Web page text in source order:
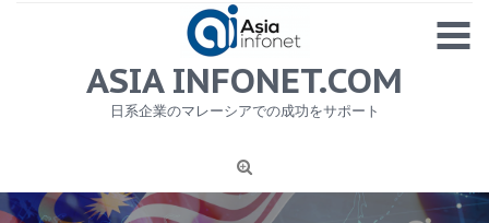
MENU
1
ニュース
ASIA INFONET.COM
日系企業のマレーシアでの成功をサポート